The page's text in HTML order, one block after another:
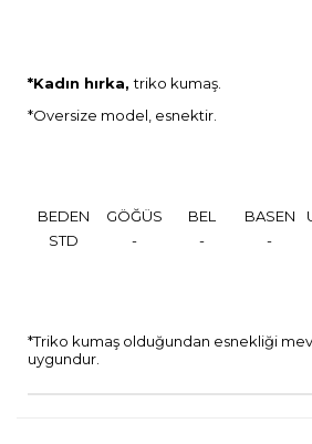
*Kadın hırka,triko kumaş.
*Oversize model, esnektir.
BEDEN GÖĞÜS BEL BASEN
STD
- - -
*Triko kumaş olduğundan esnekliği
uygundur.